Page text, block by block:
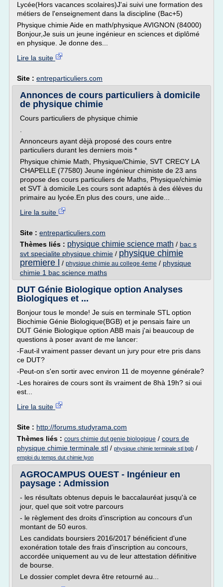
Lycée(Hors vacances scolaires)J'ai suivi une formation des
métiers de l'enseignement dans la discipline (Bac+5)
Physique chimie Aide en math/physique AVIGNON (84000)
Bonjour,Je suis un jeune ingénieur en sciences et diplômé
en physique. Je donne des...
Lire la suite
Site : entreparticuliers.com
Annonces de cours particuliers à domicile
de physique chimie
Cours particuliers de physique chimie
Annonceurs ayant dèjà proposé des cours entre
particuliers durant les derniers mois *
Physique chimie Math, Physique/Chimie, SVT CRECY LA
CHAPELLE (77580) Jeune ingénieur chimiste de 23 ans
propose des cours particuliers de Maths, Physique/chimie
et SVT à domicile.Les cours sont adaptés à des élèves du
primaire au lycée.En plus des cours, une aide...
Lire la suite
Site : entreparticuliers.com
Thèmes liés : physique chimie science math / bac s
svt specialite physique chimie / physique chimie
premiere l
/ physique chimie au college 4eme / physique
chimie 1 bac science maths
DUT Génie Biologique option Analyses
Biologiques et ...
Bonjour tous le monde! Je suis en terminale STL option
Biochimie Génie Biologique(BGB) et je pensais faire un
DUT Génie Biologique option ABB mais j'ai beaucoup de
questions à poser avant de me lancer:
-Faut-il vraiment passer devant un jury pour etre pris dans
ce DUT?
-Peut-on s'en sortir avec environ 11 de moyenne générale?
-Les horaires de cours sont ils vraiment de 8hà 19h? si oui
est...
Lire la suite
Site : http://forums.studyrama.com
Thèmes liés : cours chimie dut genie biologique / cours de
physique chimie terminale stl / physique chimie terminale stl bgb /
emploi du temps dut chimie lyon
AGROCAMPUS OUEST - Ingénieur en
paysage : Admission
- les résultats obtenus depuis le baccalauréat jusqu'à ce
jour, quel que soit votre parcours
- le règlement des droits d'inscription au concours d'un
montant de 50 euros.
Les candidats boursiers 2016/2017 bénéficient d'une
exonération totale des frais d'inscription au concours,
accordée uniquement au vu de leur attestation définitive
de bourse.
Le dossier complet devra être retourné au...